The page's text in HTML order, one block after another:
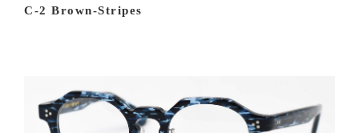
C-2 Brown-Stripes